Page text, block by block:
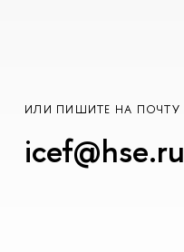
ИЛИ ПИШИТЕ НА ПОЧТУ
icef@hse.ru